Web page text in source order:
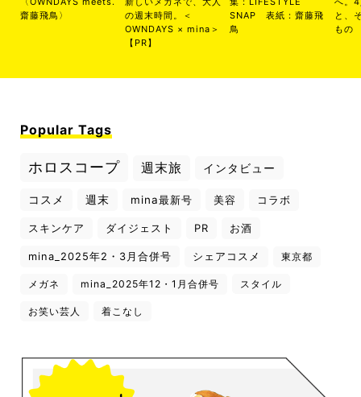
齋藤飛鳥〉
の週末時間。＜
OWNDAYS × mina＞
【PR】
SNAP 表紙：齋藤飛
鳥
と、
もの
Popular Tags
ホロスコープ 週末旅 インタビュー
コスメ 週末 mina最新号 美容 コラボ
スキンケア ダイジェスト PR お酒
mina_2025年2・3月合併号 シェアコスメ 東京都
メガネ mina_2025年12・1月合併号 スタイル
お笑い芸人 着こなし